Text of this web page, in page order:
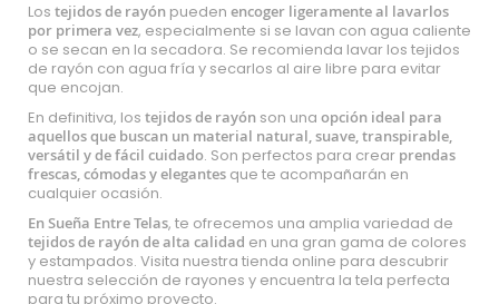
Los tejidos de rayón pueden encoger ligeramente al lavarlos
por primera vez, especialmente si se lavan con agua caliente
o se secan en la secadora. Se recomienda lavar los tejidos
de rayón con agua fría y secarlos al aire libre para evitar
que encojan.
En definitiva, los tejidos de rayón son una opción ideal para
aquellos que buscan un material natural, suave, transpirable,
versátil y de fácil cuidado. Son perfectos para crear prendas
frescas, cómodas y elegantes que te acompañarán en
cualquier ocasión.
En Sueña Entre Telas, te ofrecemos una amplia variedad de
tejidos de rayón de alta calidad en una gran gama de colores
y estampados. Visita nuestra tienda online para descubrir
nuestra selección de rayones y encuentra la tela perfecta
para tu próximo proyecto.